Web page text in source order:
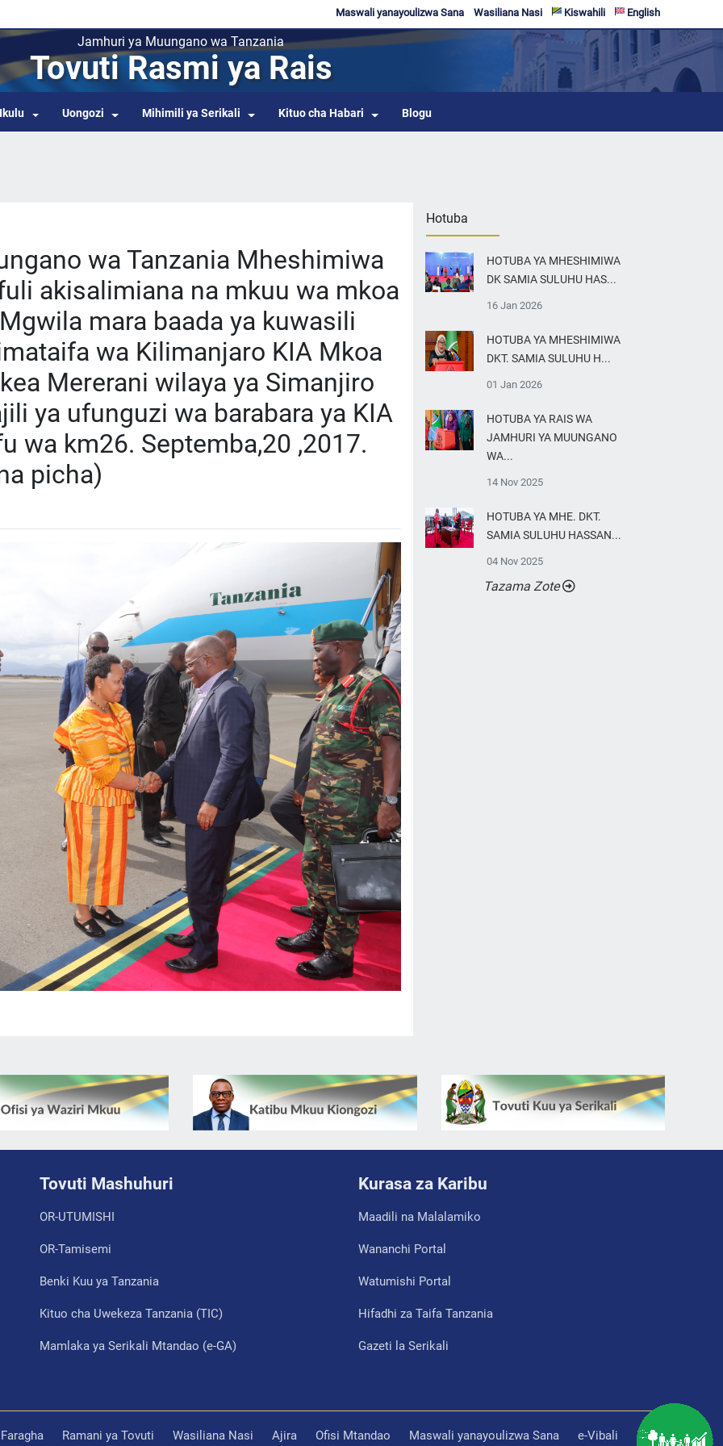
English
Kiswahili
Wasiliana Nasi
Maswali yanayoulizwa Sana
Jamhuri ya Muungano wa Tanzania
Tovuti Rasmi ya Rais
Ikulu Uongozi Mihimili ya Serikali Kituo cha Habari Blogu
wa Tanzania Mheshimiwa
akisalimiana na mkuu wa mkoa
mara baada ya kuwasili
wa Kilimanjaro KIA Mkoa
Mererani wilaya ya Simanjiro
ya ufunguzi wa barabara ya KIA
wa km26. Septemba,20 ,2017.
picha)
Hotuba
HOTUBA YA MHESHIMIWA
DK SAMIA SULUHU HAS...
16 Jan 2026
HOTUBA YA MHESHIMIWA
DKT. SAMIA SULUHU H...
01 Jan 2026
HOTUBA YA RAIS WA
JAMHURI YA MUUNGANO
WA...
14 Nov 2025
HOTUBA YA MHE. DKT.
SAMIA SULUHU HASSAN...
04 Nov 2025
Tazama Zote
Tovuti Mashuhuri
OR-UTUMISHI
OR-Tamisemi
Benki Kuu ya Tanzania
Kituo cha Uwekeza Tanzania (TIC)
Mamlaka ya Serikali Mtandao (e-GA)
Kurasa za Karibu
Maadili na Malalamiko
Wananchi Portal
Watumishi Portal
Hifadhi za Taifa Tanzania
Gazeti la Serikali
Ramani ya Tovuti Wasiliana Nasi Ajira Ofisi Mtandao Maswali yanayoulizwa Sana e-Vibali